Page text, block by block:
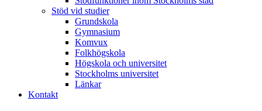
Stöd vid studier
Grundskola
Gymnasium
Komvux
Folkhögskola
Högskola och universitet
Stockholms universitet
Länkar
Kontakt